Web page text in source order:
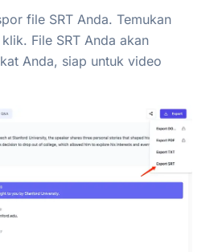
file SRT Anda. Temukan
File SRT Anda akan
Anda, siap untuk video